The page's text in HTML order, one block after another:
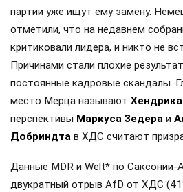
партии уже ищут ему замену.
отметили, что на недавнем
критиковали лидера, и никто не
Причинами стали плохие
постоянные кадровые скандалы.
место Мерца называют
перспективы Маркуса Зедера и
Добриндта в ХДС считают
Данные MDR и Welt* по Саксонии-
двукратный отрыв AfD от ХДС